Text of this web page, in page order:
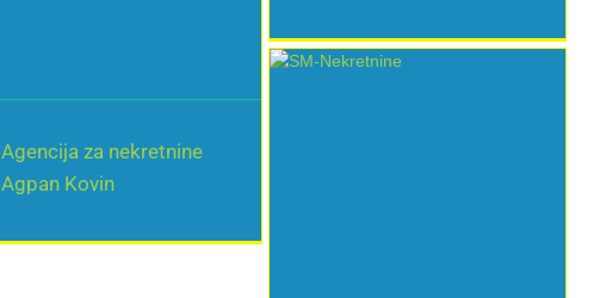
Agencija za nekretnine
Agpan Kovin